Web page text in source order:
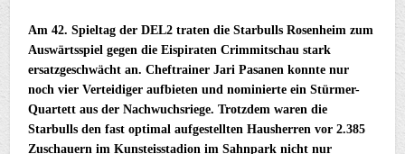
Am 42. Spieltag der DEL2 traten die Starbulls Rosenheim zum
Auswärtsspiel gegen die Eispiraten Crimmitschau stark
ersatzgeschwächt an. Cheftrainer Jari Pasanen konnte nur
noch vier Verteidiger aufbieten und nominierte ein Stürmer-
Quartett aus der Nachwuchsriege. Trotzdem waren die
Starbulls den fast optimal aufgestellten Hausherren vor 2.385
Zuschauern im Kunsteisstadion im Sahnpark nicht nur